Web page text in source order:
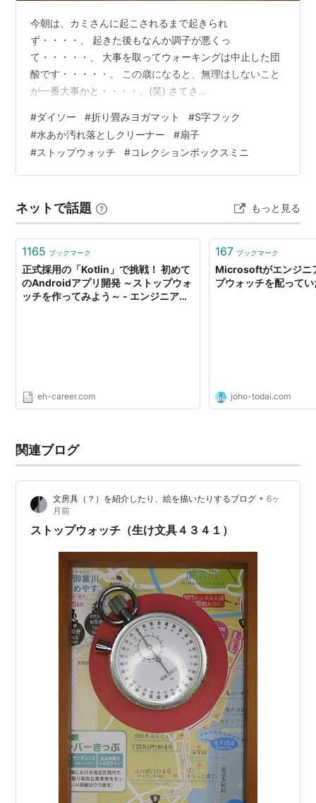
今朝は、カミさんに起こされるまで起きられ
ず・・・・、 起きた後もなんか調子が悪くっ
て・・・・・、 大事を取ってウォーキングは中止した団
酸です・・・・・。 この歳になると、無理はしないこと
が一番大事かと・・・・。(笑) さてさ
月の21日に行ってきました・・・・。 買って来たもの
は・・・・・・・・、 ８点で1,650円な
り・・・・・・・・。 カミさんに頼まれたS字フッ
ク・・・・・・・・・。 ストップウォッチとそれに使う
壊れたんで・・・・・・・・・。 今まで使っていたもの
と比べると・・・・・・・・…
#ダイソー #折り畳みヨガマット #S字フック
#水あか汚れ落としクリーナー #扇子
#ストップウォッチ #コレクションボックスミニ
ネットで話題 もっと見る
1165 ブックマーク
正式採用の「Kotlin」で挑戦！ 初めて
のAndroidアプリ開発 ～ストップウォ
ッチを作ってみよう～ - エンジニア
eh-career.com
167 ブックマーク
Microsoftがエンジニ
プウォッチを配って
joho-todai.com
関連ブログ
文房具（？）を紹介したり、絵を描いたりするブログ • 6ヶ
月前
ストップウォッチ（生け文具４３４１）